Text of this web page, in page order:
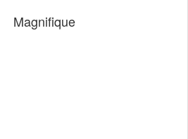
Magnifique